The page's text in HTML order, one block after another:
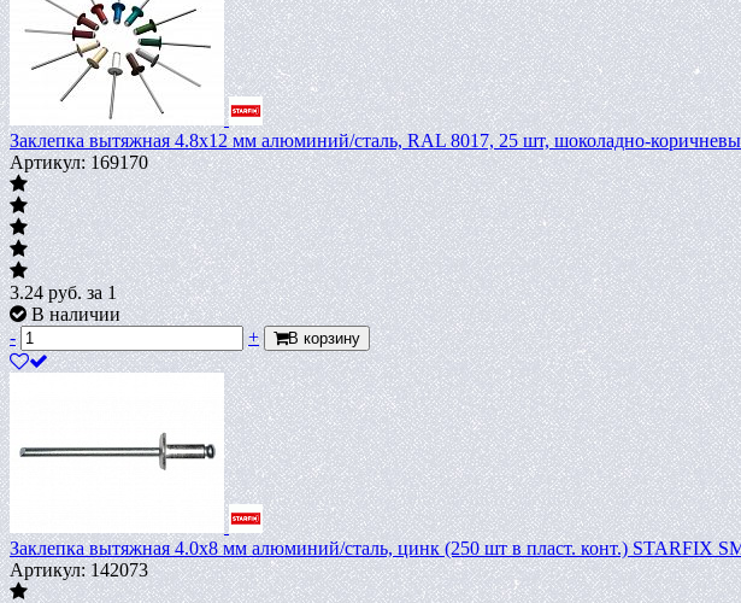
Заклепка вытяжная 4.8х12 мм алюминий/сталь, RAL 8017, 25 шт, шоколадно-
Артикул: 169170
3.24руб.за 1
В наличии
-
+ В корзину
Заклепка вытяжная 4.0х8 мм алюминий/сталь, цинк (250 шт в пласт. конт.) STARFIX
Артикул: 142073